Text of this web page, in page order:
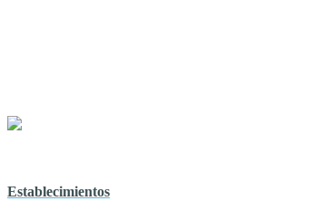
Establecimientos